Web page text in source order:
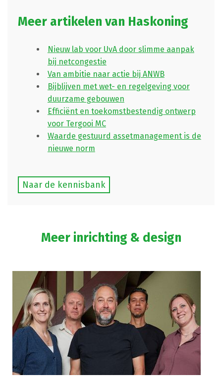
Meer artikelen van Haskoning
Nieuw lab voor UvA door slimme aanpak
bij netcongestie
Van ambitie naar actie bij ANWB
Bijblijven met wet- en regelgeving voor
duurzame gebouwen
Efficiënt en toekomstbestendig ontwerp
voor Tergooi MC
Waarde gestuurd assetmanagement is de
nieuwe norm
Naar de kennisbank
Meer inrichting & design